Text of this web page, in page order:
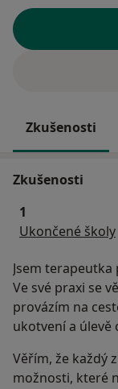
Zkušenosti
Zkušenosti
1
Ukončené školy
Jsem
Ve své praxi se
provázím na
ukotvení a úlevě
Věřím, že každý
možnosti, které